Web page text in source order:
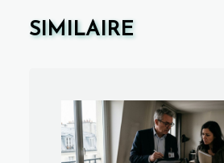
SIMILAIRE